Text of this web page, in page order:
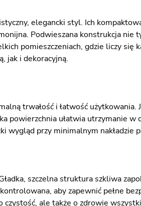
elegancki styl. Ich
Podwieszana konstrukcja nie
pomieszczeniach, gdzie liczy się
jak i dekoracyjną.
trwałość i łatwość użytkowania.
powierzchnia ułatwia utrzymanie w
wygląd przy minimalnym nakładzie
szczelna struktura szkliwa
aby zapewnić pełne
czystość, ale także o zdrowie